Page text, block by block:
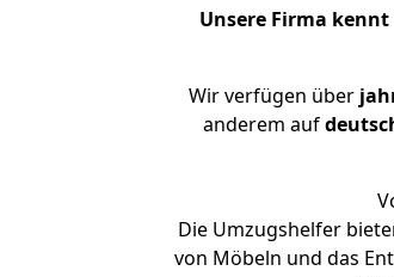
Unsere Firma
Wir verfügen über
anderem auf
Die Umzugshelfer
von Möbeln und das